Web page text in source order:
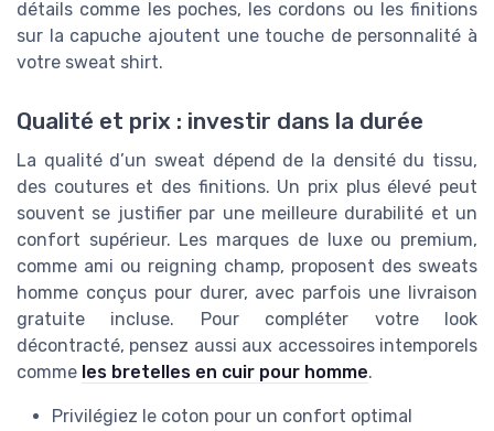
détails comme les poches, les cordons ou les finitions
sur la capuche ajoutent une touche de personnalité à
votre sweat shirt.
Qualité et prix : investir dans la durée
La qualité d’un sweat dépend de la densité du tissu,
des coutures et des finitions. Un prix plus élevé peut
souvent se justifier par une meilleure durabilité et un
confort supérieur. Les marques de luxe ou premium,
comme ami ou reigning champ, proposent des sweats
homme conçus pour durer, avec parfois une livraison
gratuite incluse. Pour compléter votre look
décontracté, pensez aussi aux accessoires intemporels
comme les bretelles en cuir pour homme.
Privilégiez le coton pour un confort optimal